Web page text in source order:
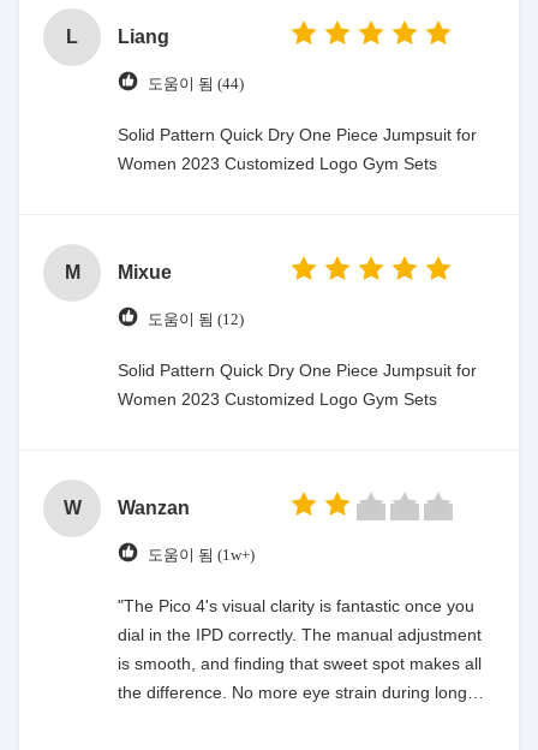
L Liang
도움이 됨 (44)
Solid Pattern Quick Dry One Piece Jumpsuit for
Women 2023 Customized Logo Gym Sets
M Mixue
도움이 됨 (12)
Solid Pattern Quick Dry One Piece Jumpsuit for
Women 2023 Customized Logo Gym Sets
W Wanzan
도움이 됨 (1w+)
"The Pico 4's visual clarity is fantastic once you
dial in the IPD correctly. The manual adjustment
is smooth, and finding that sweet spot makes all
the difference. No more eye strain during long